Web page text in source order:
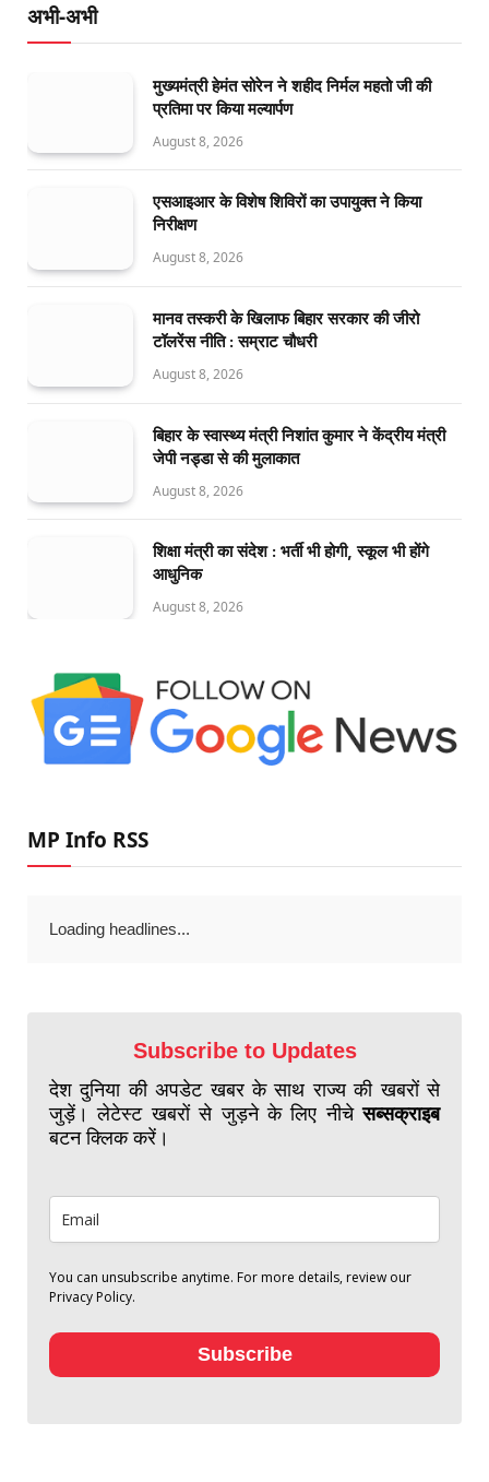
अभी-अभी
मुख्यमंत्री हेमंत सोरेन ने शहीद निर्मल महतो जी की
प्रतिमा पर किया मल्यार्पण
August 8, 2026
एसआइआर के विशेष शिविरों का उपायुक्त ने किया
निरीक्षण
August 8, 2026
मानव तस्करी के खिलाफ बिहार सरकार की जीरो
टॉलरेंस नीति : सम्राट चौधरी
August 8, 2026
बिहार के स्वास्थ्य मंत्री निशांत कुमार ने केंद्रीय मंत्री
जेपी नड्डा से की मुलाकात
August 8, 2026
शिक्षा मंत्री का संदेश : भर्ती भी होगी, स्कूल भी होंगे
आधुनिक
August 8, 2026
MP Info RSS
Loading headlines...
Subscribe to Updates
देश दुनिया की अपडेट खबर के साथ राज्य की खबरों से
जुड़ें। लेटेस्ट खबरों से जुड़ने के लिए नीचेसब्सक्राइब
बटन क्लिक करें।
You can unsubscribe anytime. For more details, review our
Privacy Policy.
Subscribe